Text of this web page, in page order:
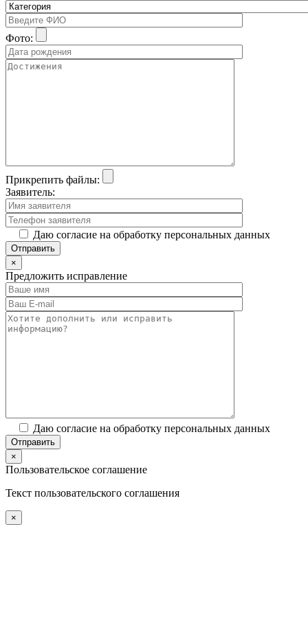
Фото:
Прикрепить файлы:
Заявитель:
Даю согласие на обработку персональных данных
×
Предложить исправление
Даю согласие на обработку персональных данных
×
Пользовательское соглашение
Текст пользовательского соглашения
×